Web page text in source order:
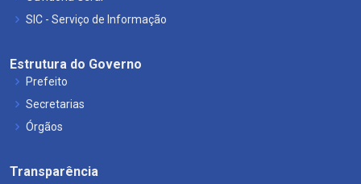
SIC - Serviço de Informação
Estrutura do Governo
Prefeito
Secretarias
Órgãos
Transparência